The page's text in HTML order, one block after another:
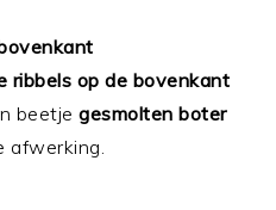
ribbels op de bovenkant
beetjegesmolten boter
afwerking.